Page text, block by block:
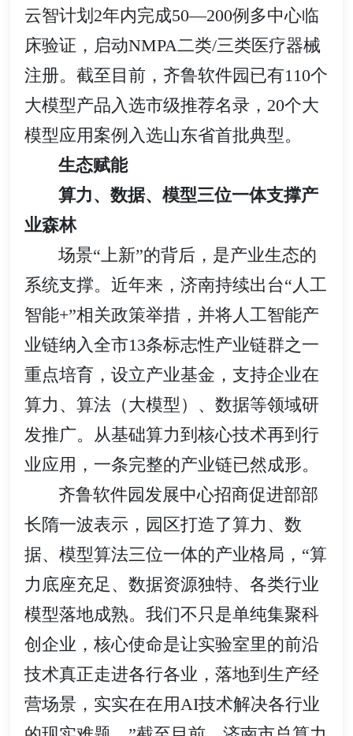
云智计划2年内完成50—200例多中心临
床验证，启动NMPA二类/三类医疗器械
注册。截至目前，齐鲁软件园已有110个
大模型产品入选市级推荐名录，20个大
模型应用案例入选山东省首批典型。
生态赋能
算力、数据、模型三位一体支撑产
业森林
场景“上新”的背后，是产业生态的
系统支撑。近年来，济南持续出台“人工
智能+”相关政策举措，并将人工智能产
业链纳入全市13条标志性产业链群之一
重点培育，设立产业基金，支持企业在
算力、算法（大模型）、数据等领域研
发推广。从基础算力到核心技术再到行
业应用，一条完整的产业链已然成形。
齐鲁软件园发展中心招商促进部部
长隋一波表示，园区打造了算力、数
据、模型算法三位一体的产业格局，“算
力底座充足、数据资源独特、各类行业
模型落地成熟。我们不只是单纯集聚科
创企业，核心使命是让实验室里的前沿
技术真正走进各行各业，落地到生产经
营场景，实实在在用AI技术解决各行业